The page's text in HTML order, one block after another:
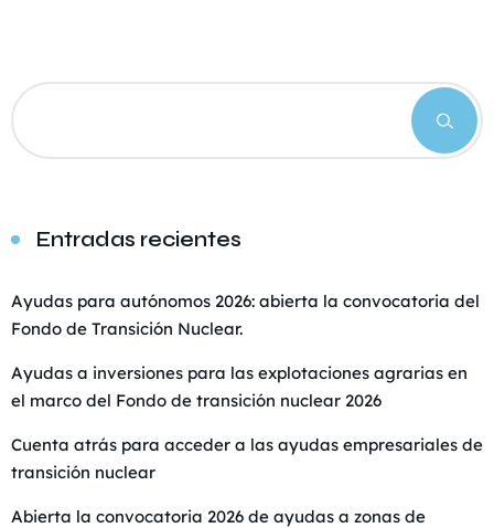
Entradas recientes
Ayudas para autónomos 2026: abierta la convocatoria del
Fondo de Transición Nuclear.
Ayudas a inversiones para las explotaciones agrarias en
el marco del Fondo de transición nuclear 2026
Cuenta atrás para acceder a las ayudas empresariales de
transición nuclear
Abierta la convocatoria 2026 de ayudas a zonas de